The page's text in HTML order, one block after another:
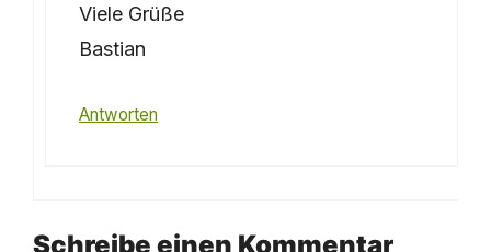
Viele Grüße
Bastian
Antworten
Schreibe einen Kommentar